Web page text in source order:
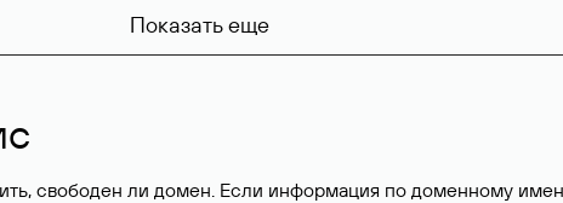
Показать еще
свободен ли домен. Если информация по доменному